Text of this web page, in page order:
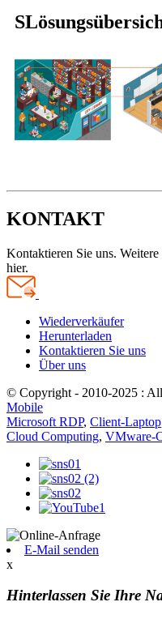
S
KONTAKT
Kontaktieren Sie uns.
hier.
Wiederverkäufer
Herunterladen
Kontaktieren Sie uns
Über uns
© Copyright - 2010-2025 :
Mobile
Microsoft RDP, Client-Laptop
Cloud Computing, VMware-
E-Mail senden
x
Hinterlassen Sie Ihre